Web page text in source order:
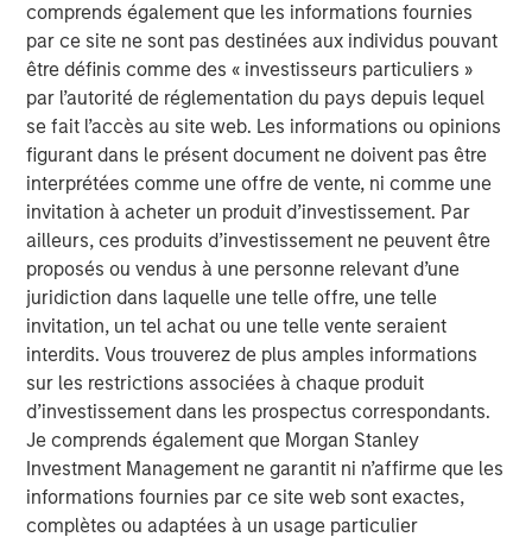
comprends également que les informations fournies
par ce site ne sont pas destinées aux individus pouvant
être définis comme des « investisseurs particuliers »
par l’autorité de réglementation du pays depuis lequel
se fait l’accès au site web. Les informations ou opinions
figurant dans le présent document ne doivent pas être
interprétées comme une offre de vente, ni comme une
invitation à acheter un produit d’investissement. Par
ailleurs, ces produits d’investissement ne peuvent être
proposés ou vendus à une personne relevant d’une
juridiction dans laquelle une telle offre, une telle
invitation, un tel achat ou une telle vente seraient
interdits. Vous trouverez de plus amples informations
sur les restrictions associées à chaque produit
d’investissement dans les prospectus correspondants.
Je comprends également que Morgan Stanley
Investment Management ne garantit ni n’affirme que les
informations fournies par ce site web sont exactes,
complètes ou adaptées à un usage particulier
Risk Considerations
Alternative investments are speculative and include a high
degree of risk. Investors could lose all or a substantial amount
of their investment. Alternative investments are suitable only for
long-term investors willing to forego liquidity and put capital at
risk for an indefinite period of time. Alternative investments are
typically highly illiquid—there is no secondary market for private
funds, and there may be restrictions on redemptions or assigning
or otherwise transferring investments into private funds.
Alternative investment funds often engage in leverage and other
speculative practices that may increase volatility and risk of
loss. Alternative investments typically have higher fees and
expenses than other investment vehicles, and such fees and
expenses will lower returns achieved by investors.
Alternative investment funds are often unregulated, are not
subject to the same regulatory requirements as mutual funds,
and are not required to provide periodic pricing or valuation
information to investors. The investment strategies described in
the preceding pages may not be suitable for your specific
circumstances; accordingly, you should consult your own tax,
legal or other advisors, at both the outset of any transaction
and on an ongoing basis, to determine such suitability.
The preceding content was informational only and based on